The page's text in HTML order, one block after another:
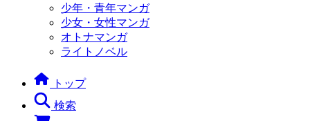
少年・青年マンガ
少女・女性マンガ
オトナマンガ
ライトノベル
トップ
検索